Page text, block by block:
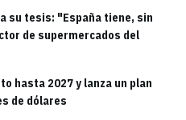
su tesis: "España tiene, sin
de supermercados del
hasta 2027 y lanza un plan
de dólares